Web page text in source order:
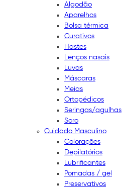
Algodão
Aparelhos
Bolsa térmica
Curativos
Hastes
Lenços nasais
Luvas
Máscaras
Meias
Ortopédicos
Seringas/agulhas
Soro
Cuidado Masculino
Colorações
Depilatórios
Lubrificantes
Pomadas / gel
Preservativos